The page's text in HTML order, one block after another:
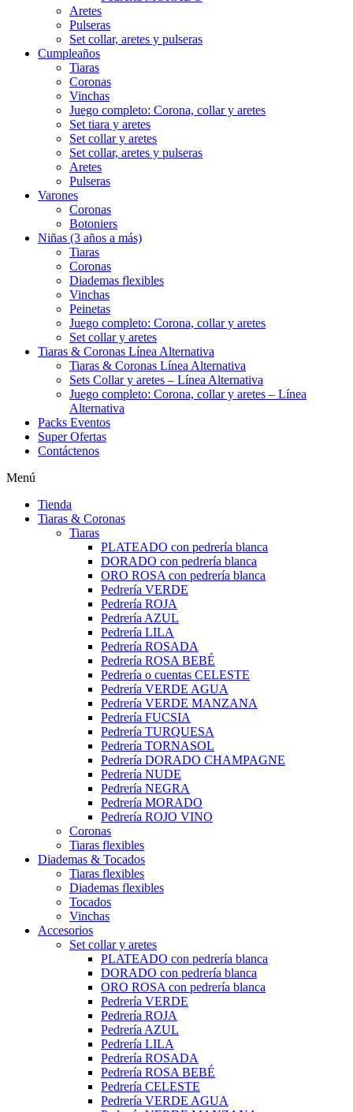
Aretes
Pulseras
Set collar, aretes y pulseras
Cumpleaños
Tiaras
Coronas
Vinchas
Juego completo: Corona, collar y aretes
Set tiara y aretes
Set collar y aretes
Set collar, aretes y pulseras
Aretes
Pulseras
Varones
Coronas
Botoniers
Niñas (3 años a más)
Tiaras
Coronas
Diademas flexibles
Vinchas
Peinetas
Juego completo: Corona, collar y aretes
Set collar y aretes
Tiaras & Coronas Línea Alternativa
Tiaras & Coronas Línea Alternativa
Sets Collar y aretes – Línea Alternativa
Juego completo: Corona, collar y aretes – Línea
Alternativa
Packs Eventos
Super Ofertas
Contáctenos
Menú
Tienda
Tiaras & Coronas
Tiaras
PLATEADO con pedrería blanca
DORADO con pedrería blanca
ORO ROSA con pedrería blanca
Pedrería VERDE
Pedrería ROJA
Pedrería AZUL
Pedrería LILA
Pedrería ROSADA
Pedrería ROSA BEBÉ
Pedrería o cuentas CELESTE
Pedrería VERDE AGUA
Pedrería VERDE MANZANA
Pedrería FUCSIA
Pedrería TURQUESA
Pedrería TORNASOL
Pedrería DORADO CHAMPAGNE
Pedrería NUDE
Pedrería NEGRA
Pedrería MORADO
Pedrería ROJO VINO
Coronas
Tiaras flexibles
Diademas & Tocados
Tiaras flexibles
Diademas flexibles
Tocados
Vinchas
Accesorios
Set collar y aretes
PLATEADO con pedrería blanca
DORADO con pedrería blanca
ORO ROSA con pedrería blanca
Pedrería VERDE
Pedrería ROJA
Pedrería AZUL
Pedrería LILA
Pedrería ROSADA
Pedrería ROSA BEBÉ
Pedrería CELESTE
Pedrería VERDE AGUA